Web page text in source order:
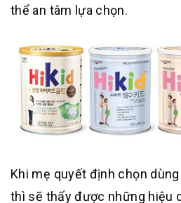
thể an tâm lựa chọn.
Khi mẹ quyết định chọn
thì sẽ thấy được những hiệu